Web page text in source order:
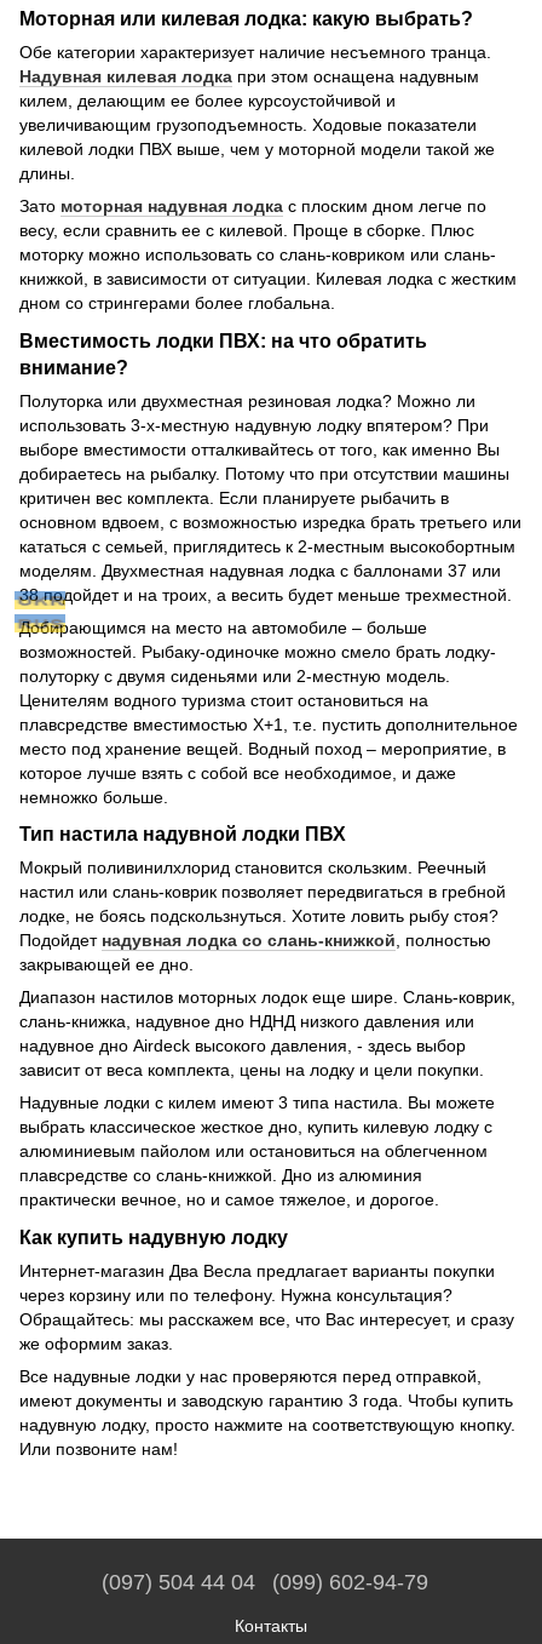
Моторная или килевая лодка: какую выбрать?
Обе категории характеризует наличие несъемного транца.
Надувная килевая лодка при этом оснащена надувным
килем, делающим ее более курсоустойчивой и
увеличивающим грузоподъемность. Ходовые показатели
килевой лодки ПВХ выше, чем у моторной модели такой же
длины.
Зато моторная надувная лодка с плоским дном легче по
весу, если сравнить ее с килевой. Проще в сборке. Плюс
моторку можно использовать со слань-ковриком или слань-
книжкой, в зависимости от ситуации. Килевая лодка с жестким
дном со стрингерами более глобальна.
Вместимость лодки ПВХ: на что обратить
внимание?
Полуторка или двухместная резиновая лодка? Можно ли
использовать 3-х-местную надувную лодку впятером? При
выборе вместимости отталкивайтесь от того, как именно Вы
добираетесь на рыбалку. Потому что при отсутствии машины
критичен вес комплекта. Если планируете рыбачить в
основном вдвоем, с возможностью изредка брать третьего или
кататься с семьей, приглядитесь к 2-местным высокобортным
моделям. Двухместная надувная лодка с баллонами 37 или
38 подойдет и на троих, а весить будет меньше трехместной.
Добирающимся на место на автомобиле – больше
возможностей. Рыбаку-одиночке можно смело брать лодку-
полуторку с двумя сиденьями или 2-местную модель.
Ценителям водного туризма стоит остановиться на
плавсредстве вместимостью Х+1, т.е. пустить дополнительное
место под хранение вещей. Водный поход – мероприятие, в
которое лучше взять с собой все необходимое, и даже
немножко больше.
Тип настила надувной лодки ПВХ
Мокрый поливинилхлорид становится скользким. Реечный
настил или слань-коврик позволяет передвигаться в гребной
лодке, не боясь подскользнуться. Хотите ловить рыбу стоя?
Подойдет надувная лодка со слань-книжкой, полностью
закрывающей ее дно.
Диапазон настилов моторных лодок еще шире. Слань-коврик,
слань-книжка, надувное дно НДНД низкого давления или
надувное дно Airdeck высокого давления, - здесь выбор
зависит от веса комплекта, цены на лодку и цели покупки.
Надувные лодки с килем имеют 3 типа настила. Вы можете
выбрать классическое жесткое дно, купить килевую лодку с
алюминиевым пайолом или остановиться на облегченном
плавсредстве со слань-книжкой. Дно из алюминия
практически вечное, но и самое тяжелое, и дорогое.
Как купить надувную лодку
Интернет-магазин Два Весла предлагает варианты покупки
через корзину или по телефону. Нужна консультация?
Обращайтесь: мы расскажем все, что Вас интересует, и сразу
же оформим заказ.
Все надувные лодки у нас проверяются перед отправкой,
имеют документы и заводскую гарантию 3 года. Чтобы купить
надувную лодку, просто нажмите на соответствующую кнопку.
Или позвоните нам!
(097) 504 44 04 (099) 602-94-79
Контакты